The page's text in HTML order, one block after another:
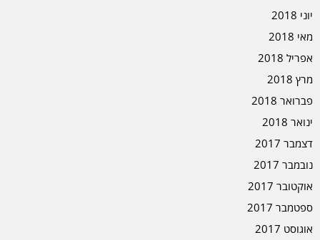
יוני 2018
מאי 2018
אפריל 2018
מרץ 2018
פברואר 2018
ינואר 2018
דצמבר 2017
נובמבר 2017
אוקטובר 2017
ספטמבר 2017
אוגוסט 2017